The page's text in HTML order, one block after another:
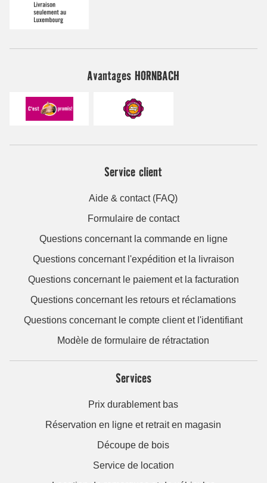
Avantages HORNBACH
Service client
Aide & contact (FAQ)
Formulaire de contact
Questions concernant la commande en ligne
Questions concernant l'expédition et la livraison
Questions concernant le paiement et la facturation
Questions concernant les retours et réclamations
Questions concernant le compte client et l'identifiant
Modèle de formulaire de rétractation
Services
Prix durablement bas
Réservation en ligne et retrait en magasin
Découpe de bois
Service de location